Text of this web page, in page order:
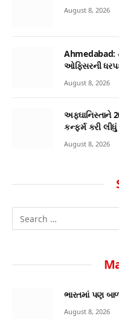
August 8, 2026
Ahmedabad:
ઓફિસરની
August 8, 2026
અફઘાનિસ્તાને
કન્ફર્મ કરી લીધું
August 8, 2026
ભારતમાં પણ
August 8, 2026